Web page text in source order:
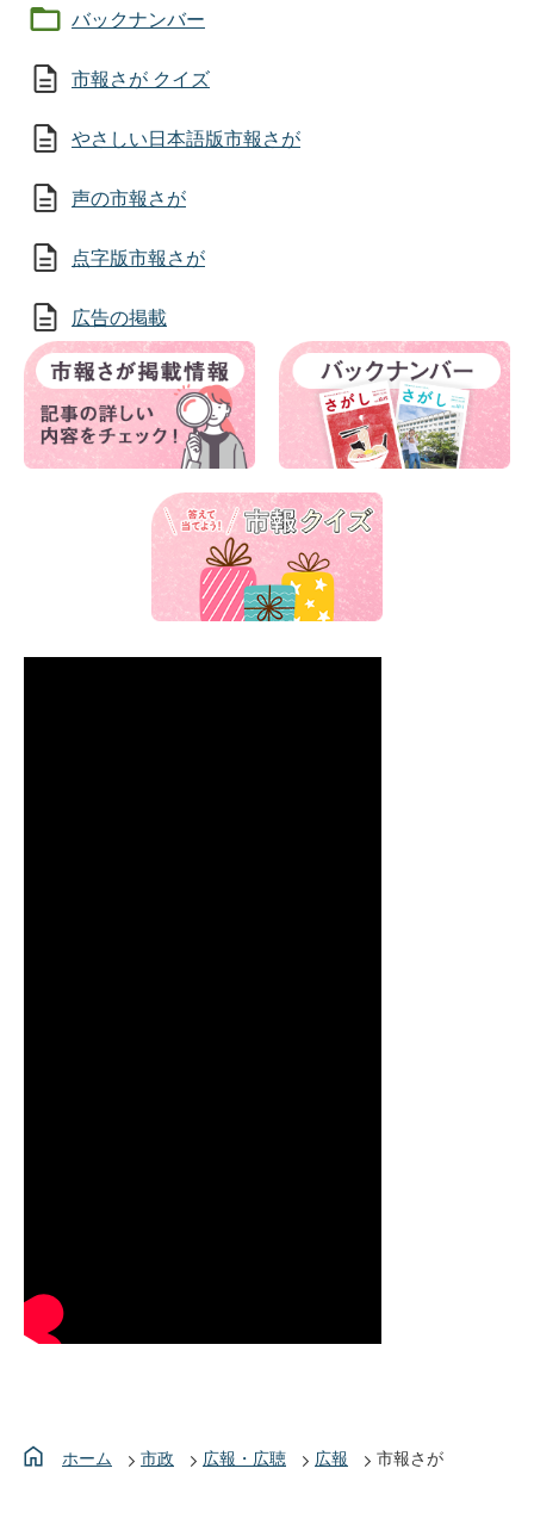
バックナンバー
市報さが クイズ
やさしい日本語版市報さが
声の市報さが
点字版市報さが
広告の掲載
ホーム 市政 広報・広聴 広報 市報さが